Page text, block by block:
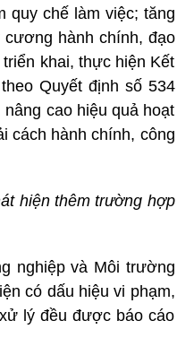
quy chế làm việc; tăng
hành chính, đạo
khai, thực hiện Kết
Quyết định số 534
cao hiệu quả hoạt
cách hành chính, công
hiện thêm trường hợp
nghiệp và Môi trường
có dấu hiệu vi phạm,
lý đều được báo cáo